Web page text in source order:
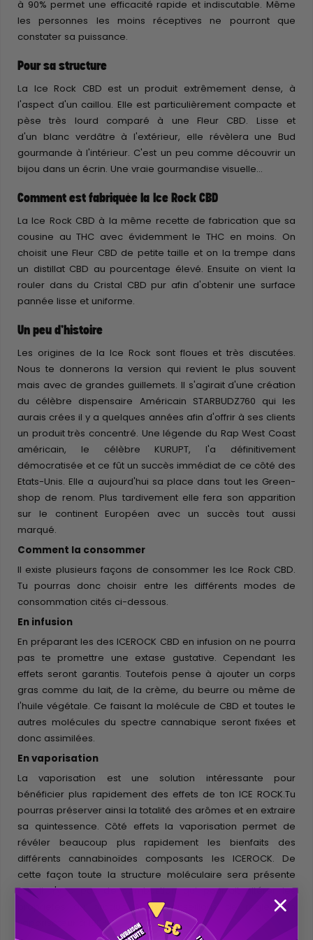
à 90% permet une efficacité rapide et indiscutable. Même
les personnes les moins réceptives ne pourront que
constater sa puissance.
Pour sa structure
La Ice Rock CBD est un produit extrêmement dense, à
l'aspect d'un caillou. Elle est particulièrement compacte et
pèse très lourd comparé à une Fleur CBD. Lisse et
d'un blanc verdâtre à l'extérieur, elle révèlera une Bud
gourmande à l'intérieur. C'est un peu comme découvrir un
bijou dans un écrin. Une vraie gourmandise visuelle...
Comment est fabriquée la Ice Rock CBD
La Ice Rock CBD à la même recette de fabrication que sa
cousine au THC avec évidemment le THC en moins. On
choisit une Fleur CBD de petite taille et on la trempe dans
un distillat CBD au pourcentage élevé. Ensuite on vient la
rouler dans du Cristal CBD pur afin d'obtenir une surface
pannée lisse et uniforme.
Un peu d'histoire
Les origines de la Ice Rock sont floues et très discutées.
Nous te donnerons la version qui revient le plus souvent
mais avec de grandes guillemets. Il s'agirait d'une création
du célèbre dispensaire Américain STARBUDZ760 qui les
aurais crées il y a quelques années afin d'offrir à ses clients
un produit très concentré. Une légende du Rap West Coast
américain, le célèbre KURUPT, l'a définitivement
démocratisée et ce fût un succès immédiat de ce côté des
Etats-Unis. Elle a aujourd'hui sa place dans tout les Green-
shop de renom. Plus tardivement elle fera son apparition
sur le continent Européen avec un succès tout aussi
marqué.
Comment la consommer
Il existe plusieurs façons de consommer les Ice Rock CBD.
Tu pourras donc choisir entre les différents modes de
consommation cités ci-dessous.
En infusion
En préparant les des ICEROCK CBD en infusion on ne pourra
pas te promettre une extase gustative. Cependant les
effets seront garantis. Toutefois pense à ajouter un corps
gras comme du lait, de la crème, du beurre ou même de
l'huile végétale. Ce faisant la molécule de CBD et toutes le
autres molécules du spectre cannabique seront fixées et
donc assimilées.
En vaporisation
La vaporisation est une solution intéressante pour
bénéficier plus rapidement des effets de ton ICE ROCK.Tu
pourras préserver ainsi la totalité des arômes et en extraire
sa quintessence. Côté effets la vaporisation permet de
révéler beaucoup plus rapidement les bienfaits des
différents cannabinoïdes composants les ICEROCK. De
cette façon toute la structure moléculaire sera présente
car il n'y a pas de combustion qui pourrait altérer les
propriétés du produit. Nous conseillons de régler ton
vaporisateur à 180°C